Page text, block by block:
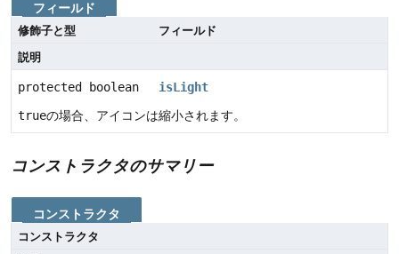
フィールド
修飾子と型
フィールド
説明
protected boolean
isLight
trueの場合、アイコンは縮小されます。
コンストラクタのサマリー
コンストラクタ
コンストラクタ